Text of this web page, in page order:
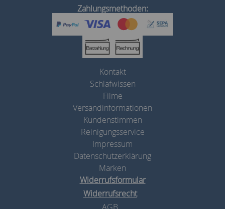
Zahlungsmethoden:
Kontakt
Schlafwissen
Filme
Versandinformationen
Kundenstimmen
Reinigungsservice
Impressum
Datenschutzerklärung
Marken
Widerrufsformular
Widerrufsrecht
AGB